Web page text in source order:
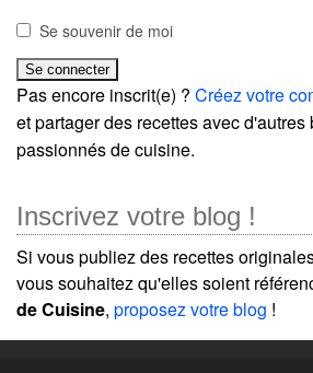
Se souvenir de moi
Pas encore inscrit(e) ? Créez votre
et partager des recettes avec
passionnés de cuisine.
Inscrivez votre blog !
Si vous publiez des recettes
vous souhaitez qu'elles soient
de Cuisine, proposez votre blog !